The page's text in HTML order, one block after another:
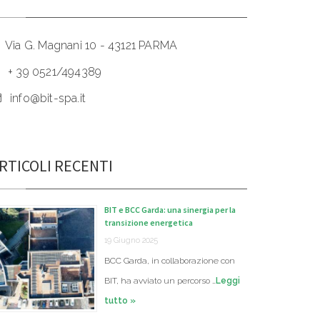
Via G. Magnani 10 - 43121 PARMA
+ 39 0521/494389
info@bit-spa.it
RECENTI
BIT e BCC Garda: una sinergia per la
transizione energetica
19 Giugno 2025
BCC Garda, in collaborazione con
BIT, ha avviato un percorso …Leggi
tutto »